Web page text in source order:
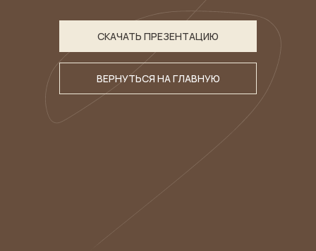
ВЕРНУТЬСЯ НА ГЛАВНУЮ
СКАЧАТЬ ПРЕЗЕНТАЦИЮ